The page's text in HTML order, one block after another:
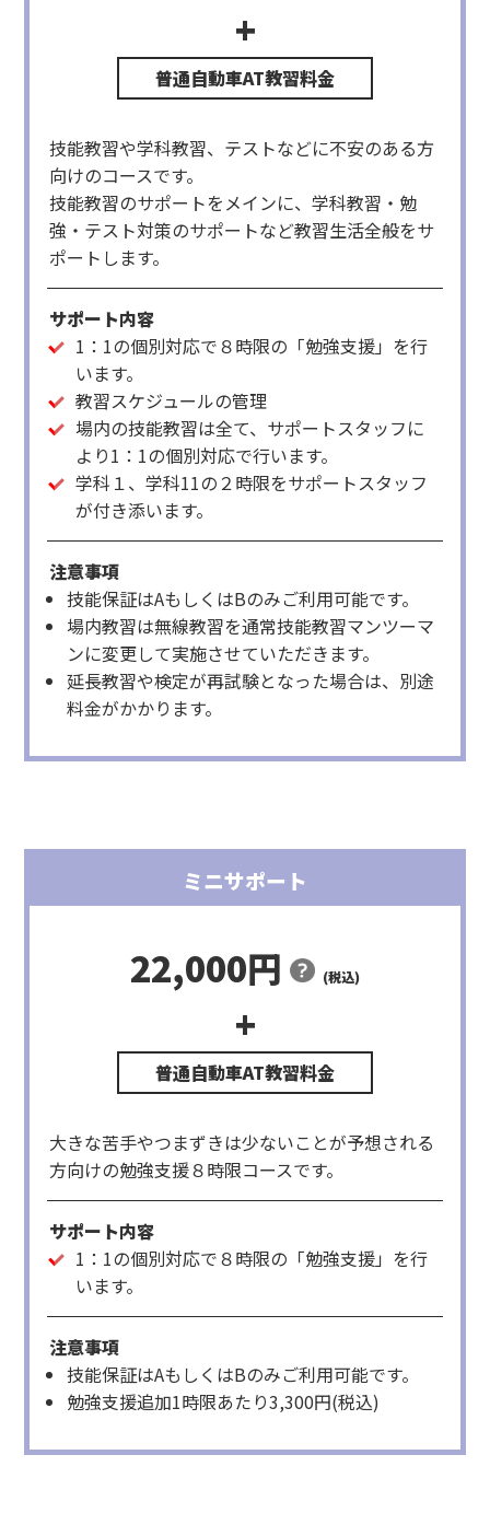
+
項目
料金(税
込)
円
限
スケジュール管理・技
能教習指名料
円
路上19時限
技能教習支援
6,600
円
3,300円×2時
限
円
限
技能教習や学科教習、テストなどに不安のある方
向けのコースです。
技能教習のサポートをメインに、学科教習・勉
強・テスト対策のサポートなど教習生活全般をサ
ポートします。
サポート内容
1：1の個別対応で８時限の「勉強支援」を行
います。
教習スケジュールの管理
場内の技能教習は全て、サポートスタッフに
より1：1の個別対応で行います。
学科１、学科11の２時限をサポートスタッフ
が付き添います。
注意事項
技能保証はAもしくはBのみご利用可能です。
場内教習は無線教習を通常技能教習マンツーマ
ンに変更して実施させていただきます。
延長教習や検定が再試験となった場合は、別途
料金がかかります。
ミニサポート
22,000円 (税込)
+
料金(税込)
備考
勉強支援
22,000円
2,750円×8時限
大きな苦手やつまずきは少ないことが予想される
方向けの勉強支援８時限コースです。
サポート内容
1：1の個別対応で８時限の「勉強支援」を行
います。
注意事項
技能保証はAもしくはBのみご利用可能です。
勉強支援追加1時限あたり3,300円(税込)